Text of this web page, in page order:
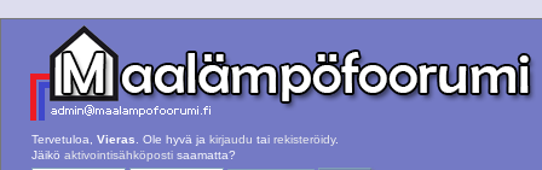
Tervetuloa, Vieras . Ole hyvä ja kirjaudu tai rekisteröidy.
Jäikö aktivointisähköposti saamatta?